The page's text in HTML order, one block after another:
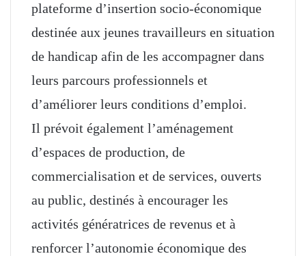
plateforme d’insertion socio-économique
destinée aux jeunes travailleurs en situation
de handicap afin de les accompagner dans
leurs parcours professionnels et
d’améliorer leurs conditions d’emploi.
Il prévoit également l’aménagement
d’espaces de production, de
commercialisation et de services, ouverts
au public, destinés à encourager les
activités génératrices de revenus et à
renforcer l’autonomie économique des